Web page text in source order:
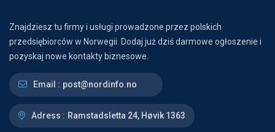
Znajdziesz tu firmy i usługi prowadzone przez polskich
przedsiębiorców w Norwegii. Dodaj już dziś darmowe ogłoszenie i
pozyskaj nowe kontakty biznesowe.
Email : post@nordinfo.no
Adress : Ramstadsletta 24, Høvik 1363